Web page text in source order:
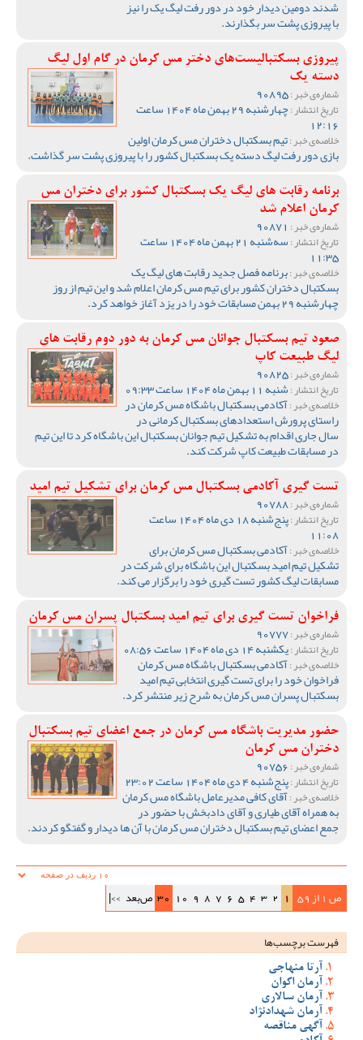
شدند دومین دیدار خود در دور رفت لیگ یک را نیز
با پیروزی پشت سر بگذارند‌.
پیروزی بسکتبالیست‌های دختر مس کرمان در گام اول لیگ
دسته یک
شماره‌ی خبر :
تاریخ انتشار : چهارشنبه 29 بهمن ماه 1404 ساعت
12:16
خلاصه‌ی خبر :تیم بسکتبال دختران مس کرمان اولین
بازی دور رفت لیگ دسته یک بسکتبال کشور را با پیروزی پشت سر گذاشت.
برنامه رقابت های لیگ یک بسکتبال کشور برای دختران مس
کرمان اعلام شد
شماره‌ی خبر :
تاریخ انتشار : سه‌شنبه 21 بهمن ماه 1404 ساعت
11:35
خلاصه‌ی خبر :برنامه فصل جدید رقابت های لیگ یک
بسکتبال دختران کشور برای تیم مس کرمان اعلام شد و این تیم از روز
چهارشنبه 29 بهمن مسابقات خود را در یزد آغاز خواهد کرد.
صعود تیم بسکتبال جوانان مس کرمان به دور دوم رقابت های
لیگ طبیعت کاپ
شماره‌ی خبر :
تاریخ انتشار :شنبه 11 بهمن ماه 1404 ساعت 09:33
خلاصه‌ی خبر :آکادمی بسکتبال باشگاه مس کرمان در
راستای پرورش استعدادهای بسکتبال کرمانی در
سال جاری اقدام به تشکیل تیم جوانان بسکتبال این باشگاه کرد تا این تیم
در مسابقات طبیعت کاپ شرکت کند.
تست گیری آکادمی بسکتبال مس کرمان برای تشکیل تیم امید
شماره‌ی خبر :
تاریخ انتشار : پنج‌شنبه 18 دی ماه 1404 ساعت
11:08
خلاصه‌ی خبر :آکادمی بسکتبال مس کرمان برای
تشکیل تیم امید بسکتبال این باشگاه برای شرکت در
مسابقات لیگ کشور تست گیری خود را برگزار می کند.
فراخوان تست گیری برای تیم امید بسکتبال پسران مس کرمان
شماره‌ی خبر :
تاریخ انتشار :یکشنبه 14 دی ماه 1404 ساعت 08:56
خلاصه‌ی خبر :آکادمی بسکتبال باشگاه مس کرمان
فراخوان خود را برای تست گیری انتخابی تیم امید
بسکتبال پسران مس کرمان به شرح زیر منتشر کرد.
حضور مدیریت باشگاه مس کرمان در جمع اعضای تیم بسکتبال
دختران مس کرمان
شماره‌ی خبر :
تاریخ انتشار :پنج‌شنبه 4 دی ماه 1404 ساعت 23:02
خلاصه‌ی خبر :آقای کافی مدیرعامل باشگاه مس کرمان
به همراه آقای طیاری و آقای دادبخش با حضور در
جمع اعضای تیم بسکتبال دختران مس کرمان با آن ها دیدار و گفتگو کردند.
ص 1 از 59 1
2
3
4
5
6
7
8
9
10
30 ص‌بعد >>|
فهرست برچسب‌ها
آرتا منهاجی
آرمان اکوان
آرمان سالاری
آرمان شهدادنژاد
آگهی مناقصه